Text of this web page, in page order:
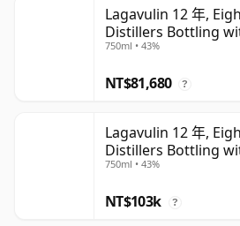
Lagavulin 12 年,
Distillers Bottling
750ml • 43%
NT$81,680 ?
Lagavulin 12 年,
Distillers Bottling
750ml • 43%
NT$103k ?